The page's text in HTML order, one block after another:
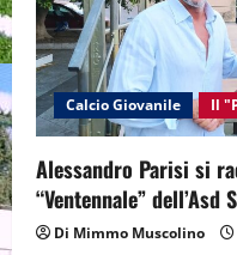
Calcio Giovanile Il
Alessandro Parisi si
“Ventennale” dell’Asd
Di Mimmo Muscolino